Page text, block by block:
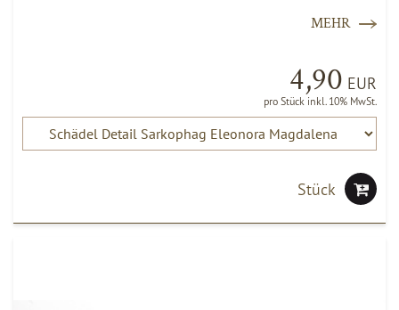
MEHR
4,90 EUR
pro Stück inkl. 10% MwSt.
Stück